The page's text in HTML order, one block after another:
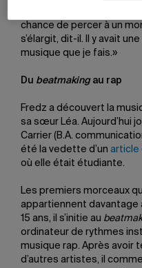
chance de percer à un
s’élargit, dit-il. Il y avait
musique que je fais.»
Du beatmakingau rap
Fredz a découvert la
sa sœur Léa. Aujourd’hui
Carrier (B.A.
été la vedette d’un article
où elle était étudiante.
Les premiers morceaux
appartiennent davantage
15 ans, il s’initie au
ordinateur de rythmes
musique rap. Après avoir
d’autres artistes, il